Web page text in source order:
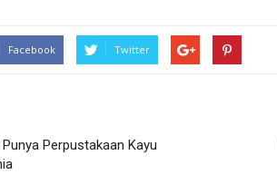
Facebook Twitter
Perpustakaan Kayu